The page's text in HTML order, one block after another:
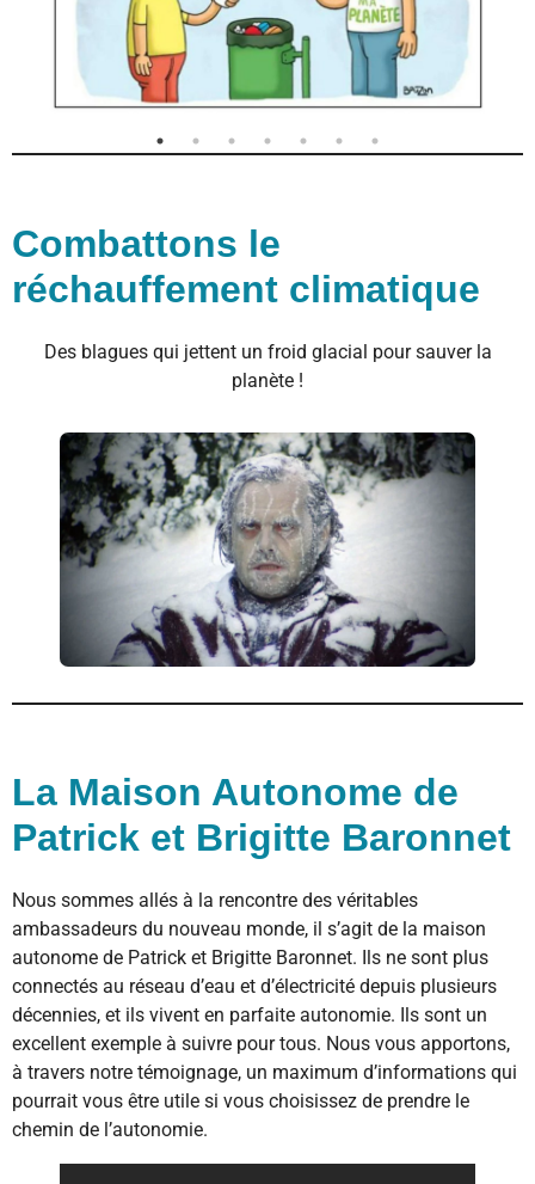
Combattons le
réchauffement climatique
Des blagues qui jettent un froid glacial pour sauver la
planète !
La Maison Autonome de
Patrick et Brigitte Baronnet
Nous sommes allés à la rencontre des véritables
ambassadeurs du nouveau monde, il s’agit de la maison
autonome de Patrick et Brigitte Baronnet. Ils ne sont plus
connectés au réseau d’eau et d’électricité depuis plusieurs
décennies, et ils vivent en parfaite autonomie. Ils sont un
excellent exemple à suivre pour tous. Nous vous apportons,
à travers notre témoignage, un maximum d’informations qui
pourrait vous être utile si vous choisissez de prendre le
chemin de l’autonomie.